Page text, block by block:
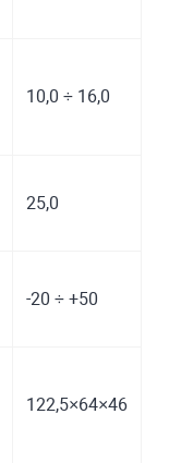
10,0 ÷ 16,0
25,0
-20 ÷ +50
122,5×64×46